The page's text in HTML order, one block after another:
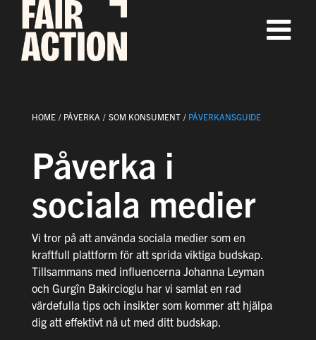
Fortsätt
innehållet
HOME PÅVERKA SOM KONSUMENT PÅVERKANSGUIDE
Påverka i
sociala medier
Vi tror på att använda sociala medier som en
kraftfull plattform för att sprida viktiga budskap.
Tillsammans med influencerna Johanna Leyman
och Gurgîn Bakircioglu har vi samlat en rad
värdefulla tips och insikter som kommer att hjälpa
dig att effektivt nå ut med ditt budskap.